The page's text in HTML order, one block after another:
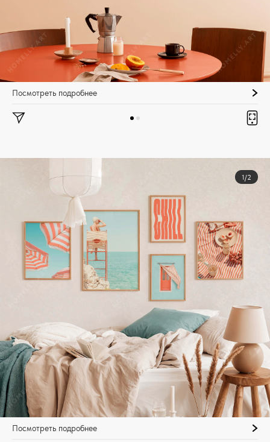
Посмотреть подробнее
1/2
Посмотреть подробнее